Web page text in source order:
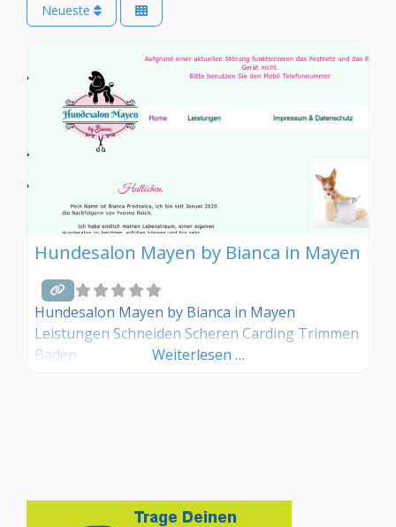
Neueste
Hundesalon Mayen by Bianca in Mayen
Hundesalon Mayen by Bianca in Mayen
Leistungen Schneiden Scheren Carding Trimmen
Baden
Weiterlesen …